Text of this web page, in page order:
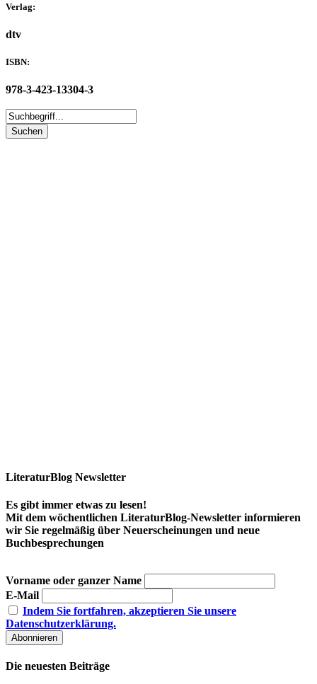
Verlag:
dtv
ISBN:
978-3-423-13304-3
LiteraturBlog Newsletter
Es gibt immer etwas zu lesen!
Mit dem wöchentlichen LiteraturBlog-Newsletter informieren
wir Sie regelmäßig über Neuerscheinungen und neue
Buchbesprechungen
Vorname oder ganzer Name
E-Mail
Indem Sie fortfahren, akzeptieren Sie unsere
Datenschutzerklärung.
Die neuesten Beiträge